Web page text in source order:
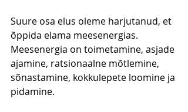
Suure osa elus oleme harjutanud, et
õppida elama meesenergias.
Meesenergia on toimetamine, asjade
ajamine, ratsionaalne mõtlemine,
sõnastamine, kokkulepete loomine ja
pidamine.